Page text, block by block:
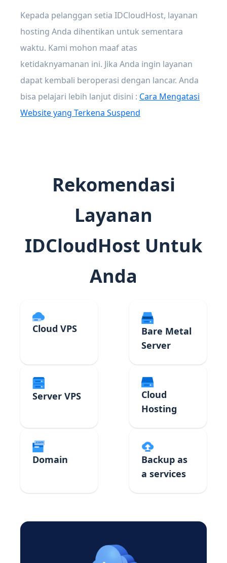
Kepada pelanggan setia IDCloudHost, layanan
hosting Anda dihentikan untuk sementara
waktu. Kami mohon maaf atas
ketidaknyamanan ini. Jika Anda ingin layanan
dapat kembali beroperasi dengan lancar. Anda
bisa pelajari lebih lanjut disini : Cara Mengatasi
Website yang Terkena Suspend
Rekomendasi
Layanan
IDCloudHost Untuk
Anda
Cloud VPS
Bare Metal
Server
Server VPS
Cloud
Hosting
Domain
Backup as
a services